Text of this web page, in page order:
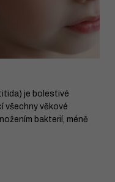
je bolestivé
všechny věkové
bakterií, méně